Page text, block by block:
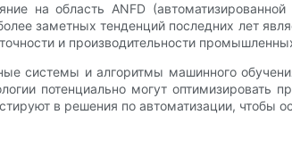
на область ANFD
заметных тенденций последних лет
и производительности
системы и алгоритмы машинного
потенциально могут
в решения по автоматизации,